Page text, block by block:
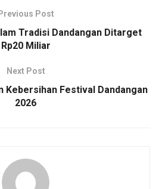
Previous Post
Tradisi Dandangan Ditarget
Rp20 Miliar
Next Post
Kebersihan Festival Dandangan
2026